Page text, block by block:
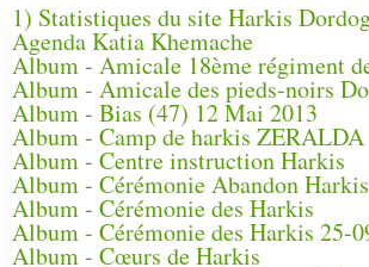
1) Statistiques du site Harkis
Agenda Katia Khemache
Album - Amicale 18ème régiment
Album - Amicale des pieds-noirs
Album - Bias (47) 12 Mai 2013
Album - Camp de harkis ZERALDA
Album - Centre instruction Harkis
Album - Cérémonie Abandon
Album - Cérémonie des Harkis
Album - Cérémonie des Harkis 25-
Album - Cœurs de Harkis